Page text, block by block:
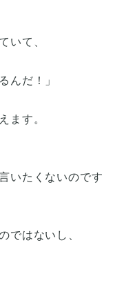
いて、
んだ！」
ます。
いたくないのです
ではないし、